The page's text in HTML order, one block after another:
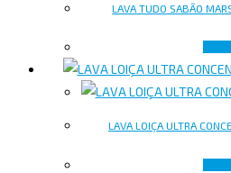
LAVA TUDO SABÃO
LAVA LOIÇA ULTRA